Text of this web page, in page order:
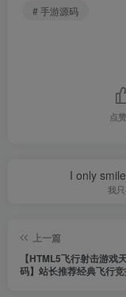
# 手游源码
点赞
I only
我
上一篇
【HTML5飞行射击游戏
码】站长推荐经典飞行